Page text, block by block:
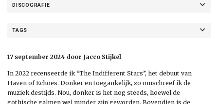
DISCOGRAFIE
TAGS
17 september 2024 door Jacco Stijkel
In 2022 recenseerde ik “The Indifferent Stars”, het debuut van
Haven of Echoes. Donker en toegankelijk, zo omschreef ik de
muziek destijds. Nou, donker is het nog steeds, hoewel de
gothische galmen wel minder zijn geworden. Bovendien is de